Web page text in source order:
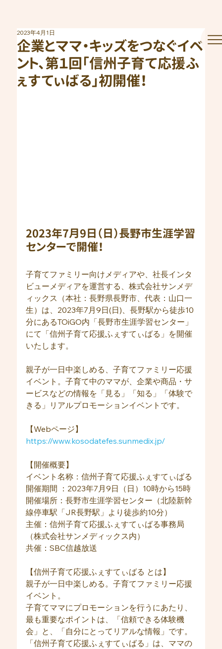
企業とママ・キッズをつなぐイベ
ント、第１回「信州子育て応援ふ
ぇすてぃばる」初開催！
2023年4月1日
2023年7月9日（日）長野市生涯学習
センターで開催！
子育てファミリー向けメディアや、社長インタ
ビューメディアを運営する、株式会社サンメデ
ィックス（本社：長野県長野市、代表：山口一
生）は、2023年7月9日(日)、長野駅から徒歩10
分にあるTOiGO内「長野市生涯学習センター」
にて「信州子育て応援ふぇすてぃばる」を開催
いたします。
親子が一日中楽しめる、子育てファミリー応援
イベント。子育て中のママが、企業や商品・サ
ービスなどの情報を「見る」「知る」「体験で
きる」リアルプロモーションイベントです。
【Webページ】
https://www.kosodatefes.sunmedix.jp/
【開催概要】
イベント名称：信州子育て応援ふぇすてぃばる
開催期間 ：2023年7月9日（日）10時から15時
開催場所：長野市生涯学習センター（北陸新幹
線停車駅「JR長野駅」より徒歩約10分）
主催：信州子育て応援ふぇすてぃばる事務局
（株式会社サンメディックス内）
共催：SBC信越放送
【信州子育て応援ふぇすてぃばる とは】
親子が一日中楽しめる。子育てファミリー応援
イベント。
子育てママにプロモーションを行うにあたり、
最も重要なポイントは、「信頼できる体験機
会」と、「自分にとってリアルな情報」です。
「信州子育て応援ふぇすてぃばる」は、ママの